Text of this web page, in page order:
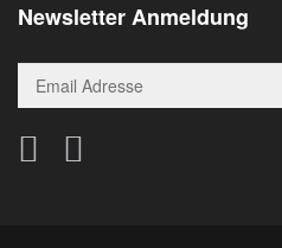
Newsletter Anmeldung